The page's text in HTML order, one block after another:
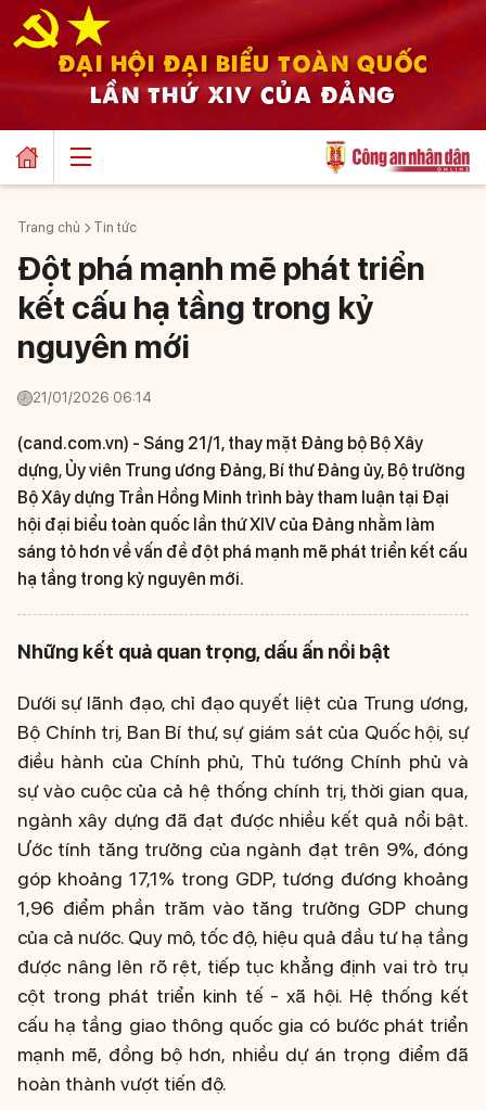
ĐẠI HỘI ĐẠI BIỂU TOÀN QUỐC
LẦN THỨ XIV CỦA ĐẢNG
Trang chủ Tin tức
Đột phá mạnh mẽ phát triển
kết cấu hạ tầng trong kỷ
nguyên mới
21/01/2026 06:14
(cand.com.vn) - Sáng 21/1, thay mặt Đảng bộ Bộ Xây
dựng, Ủy viên Trung ương Đảng, Bí thư Đảng ủy, Bộ trưởng
Bộ Xây dựng Trần Hồng Minh trình bày tham luận tại Đại
hội đại biểu toàn quốc lần thứ XIV của Đảng nhằm làm
sáng tỏ hơn về vấn đề đột phá mạnh mẽ phát triển kết cấu
hạ tầng trong kỷ nguyên mới.
Những kết quả quan trọng, dấu ấn nổi bật
Dưới sự lãnh đạo, chỉ đạo quyết liệt của Trung ương,
Bộ Chính trị, Ban Bí thư, sự giám sát của Quốc hội, sự
điều hành của Chính phủ, Thủ tướng Chính phủ và
sự vào cuộc của cả hệ thống chính trị, thời gian qua,
ngành xây dựng đã đạt được nhiều kết quả nổi bật.
Ước tính tăng trưởng của ngành đạt trên 9%, đóng
góp khoảng 17,1% trong GDP, tương đương khoảng
1,96 điểm phần trăm vào tăng trưởng GDP chung
của cả nước. Quy mô, tốc độ, hiệu quả đầu tư hạ tầng
được nâng lên rõ rệt, tiếp tục khẳng định vai trò trụ
cột trong phát triển kinh tế - xã hội. Hệ thống kết
cấu hạ tầng giao thông quốc gia có bước phát triển
mạnh mẽ, đồng bộ hơn, nhiều dự án trọng điểm đã
hoàn thành vượt tiến độ.